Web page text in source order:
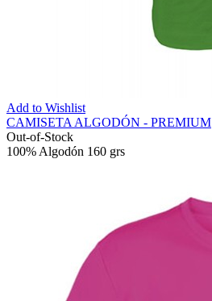
Add to Wishlist
CAMISETA ALGODÓN - PREMIUM
Out-of-Stock
100% Algodón 160 grs